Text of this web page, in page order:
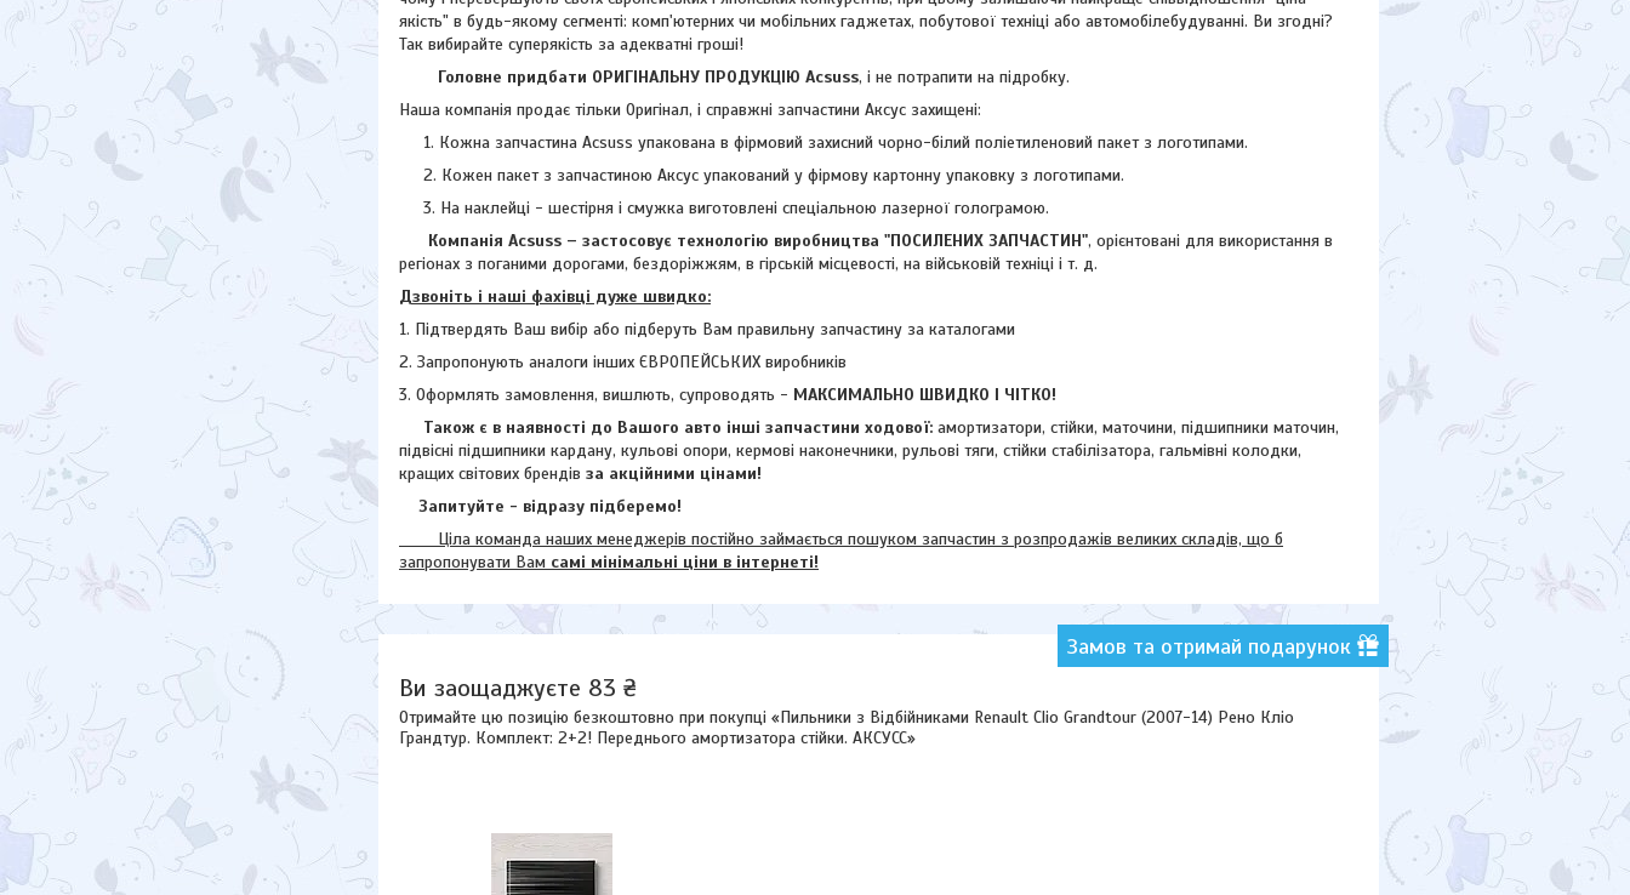
якість" в будь-якому сегменті: комп'ютерних чи мобільних гаджетах, побутової техніці або автомобілебудуванні. Ви згодні?
Так вибирайте суперякість за адекватні гроші!
Головне придбати ОРИГІНАЛЬНУ ПРОДУКЦІЮ Acsuss, і не потрапити на підробку.
Наша компанія продає тільки Оригінал, і справжні запчастини Аксус захищені:
Кожна запчастина Acsuss упакована в фірмовий захисний чорно-білий поліетиленовий пакет з логотипами.
Кожен пакет з запчастиною Аксус упакований у фірмову картонну упаковку з логотипами.
На наклейці - шестірня і смужка виготовлені спеціальною лазерної голограмою.
Компанія Acsuss – застосовує технологію виробництва "ПОСИЛЕНИХ ЗАПЧАСТИН", орієнтовані для використання в
регіонах з поганими дорогами, бездоріжжям, в гірській місцевості, на військовій техніці і т. д.
Дзвоніть і наші фахівці дуже швидко:
1. Підтвердять Ваш вибір або підберуть Вам правильну запчастину за каталогами
2. Запропонують аналоги інших ЄВРОПЕЙСЬКИХ виробників
3. Оформлять замовлення, вишлють, супроводять - МАКСИМАЛЬНО ШВИДКО І ЧІТКО!
Також є в наявності до Вашого авто інші запчастини ходової: амортизатори, стійки, маточини, підшипники маточин,
підвісні підшипники кардану, кульові опори, кермові наконечники, рульові тяги, стійки стабілізатора, гальмівні колодки,
кращих світових брендів за акційними цінами!
Запитуйте - відразу підберемо!
Ціла команда наших менеджерів постійно займається пошуком запчастин з розпродажів великих складів, що б
запропонувати Вам самі мінімальні ціни в інтернеті!
Замов та отримай подарунок
Ви заощаджуєте 83 ₴
Отримайте цю позицію безкоштовно при покупці «Пильники з Відбійниками Renault Clio Grandtour (2007-14) Рено Кліо
Грандтур. Комплект: 2+2! Переднього амортизатора стійки. АКСУСС»